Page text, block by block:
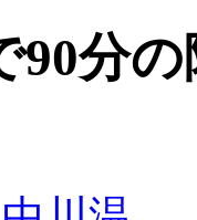
90分